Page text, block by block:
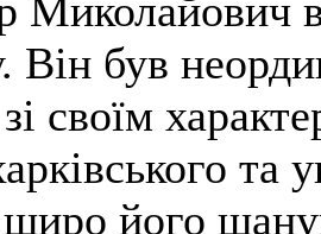
Миколайович
Він був
своїм
та
щиро його